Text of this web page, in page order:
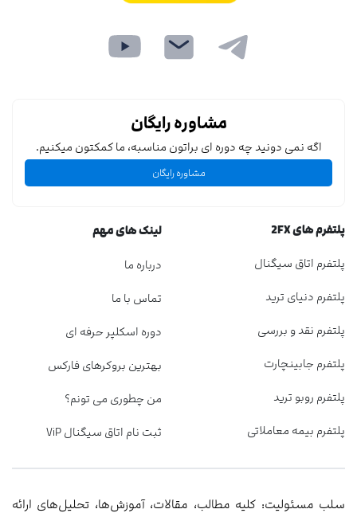
مشاوره رایگان
اگه نمی دونید چه دوره ای براتون مناسبه، ما کمکتون میکنیم.
مشاوره رایگان
پلتفرم های 2FX
پلتفرم اتاق سیگنال
پلتفرم دنیای ترید
پلتفرم نقد و بررسی
پلتفرم جابینچارت
پلتفرم روبو ترید
پلتفرم بیمه معاملاتی
لینک های مهم
درباره ما
تماس با ما
دوره اسکلپر حرفه ای
بهترین بروکرهای فارکس
من چطوری می تونم؟
ثبت نام اتاق سیگنال ViP
سلب مسئولیت: کلیه مطالب، مقالات، آموزش‌ها، تحلیل‌های ارائه